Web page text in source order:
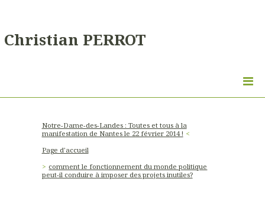
Christian PERROT
Notre-Dame-des-Landes : Toutes et tous à la
manifestation de Nantes le 22 février 2014 !
Page d'accueil
comment le fonctionnement du monde politique
peut-il conduire à imposer des projets inutiles?